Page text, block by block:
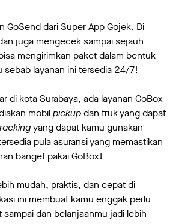
GoSend dari Super App Gojek. Di
juga mengecek sampai sejauh
mengirimkan paket dalam bentuk
layanan ini tersedia 24/7!
di kota Surabaya, ada layanan GoBox
mobilpickupdan truk yang dapat
yang dapat kamu gunakan
pula asuransi yang memastikan
banget pakai GoBox!
mudah, praktis, dan cepat di
ini membuat kamu enggak perlu
dan belanjaanmu jadi lebih